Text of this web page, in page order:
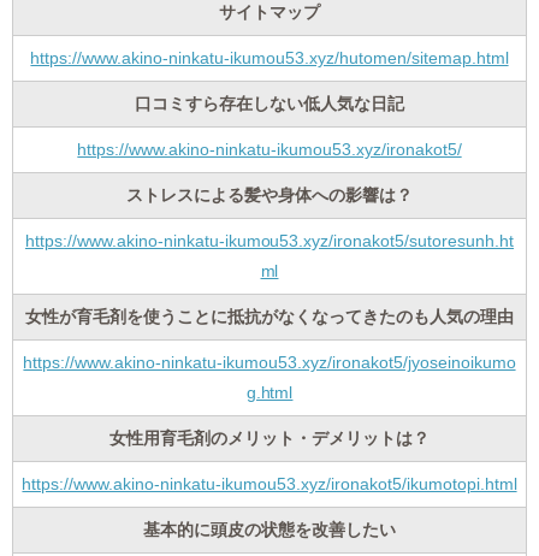
サイトマップ
https://www.akino-ninkatu-ikumou53.xyz/hutomen/sitemap.html
口コミすら存在しない低人気な日記
https://www.akino-ninkatu-ikumou53.xyz/ironakot5/
ストレスによる髪や身体への影響は？
https://www.akino-ninkatu-ikumou53.xyz/ironakot5/sutoresunh.ht
ml
女性が育毛剤を使うことに抵抗がなくなってきたのも人気の理由
https://www.akino-ninkatu-ikumou53.xyz/ironakot5/jyoseinoikumo
g.html
女性用育毛剤のメリット・デメリットは？
https://www.akino-ninkatu-ikumou53.xyz/ironakot5/ikumotopi.html
基本的に頭皮の状態を改善したい